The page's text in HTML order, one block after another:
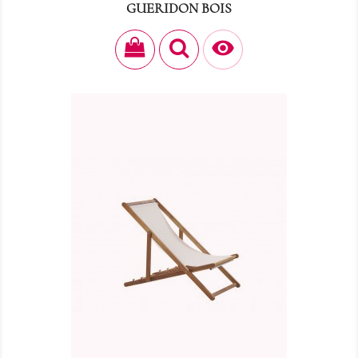
GUERIDON BOIS
Prix
24,00 €
